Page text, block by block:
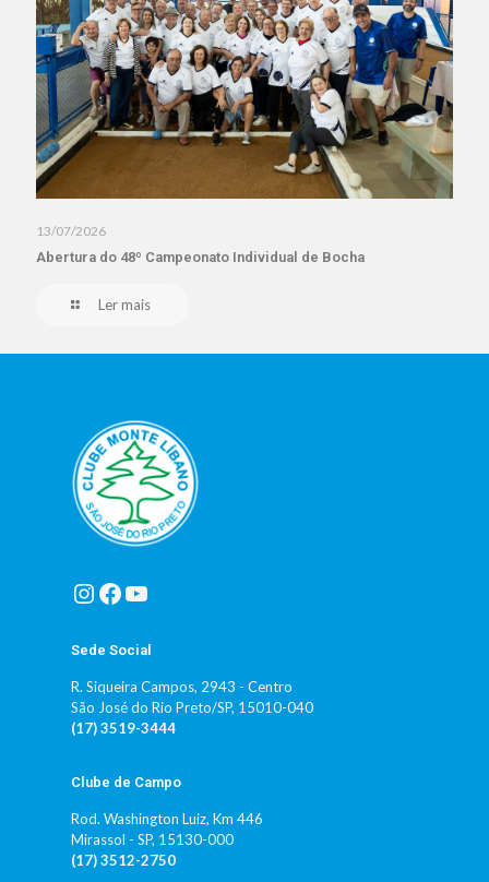
13/07/2026
Abertura do 48º Campeonato Individual de Bocha
Ler mais
Instagram
Facebook
Youtube
Sede Social
R. Siqueira Campos, 2943 - Centro
São José do Rio Preto/SP, 15010-040
(17) 3519-3444
Clube de Campo
Rod. Washington Luiz, Km 446
Mirassol - SP, 15130-000
(17) 3512-2750